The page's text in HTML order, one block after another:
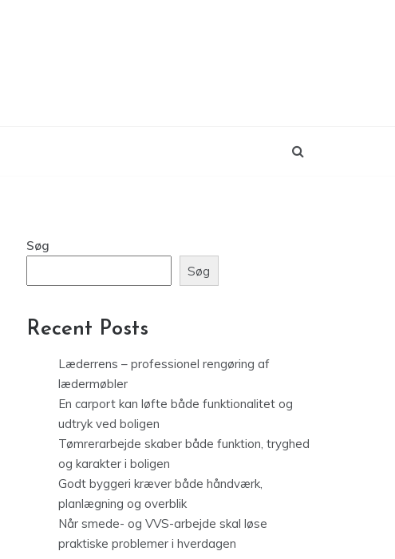
Søg
Søg
Recent Posts
Læderrens – professionel rengøring af
lædermøbler
En carport kan løfte både funktionalitet og
udtryk ved boligen
Tømrerarbejde skaber både funktion, tryghed
og karakter i boligen
Godt byggeri kræver både håndværk,
planlægning og overblik
Når smede- og VVS-arbejde skal løse
praktiske problemer i hverdagen